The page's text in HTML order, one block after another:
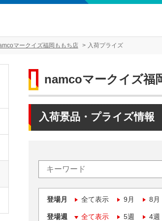
マークイズ福岡ももち店 入荷プライズ
namcoマークイズ福
入荷景品・プライズ情報
登場月 全て表示 9月 8月
登場週 全て表示 5週 4週